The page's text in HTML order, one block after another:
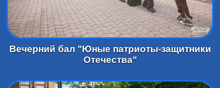
Вечерний бал "Юные патриоты-защитники
Отечества"